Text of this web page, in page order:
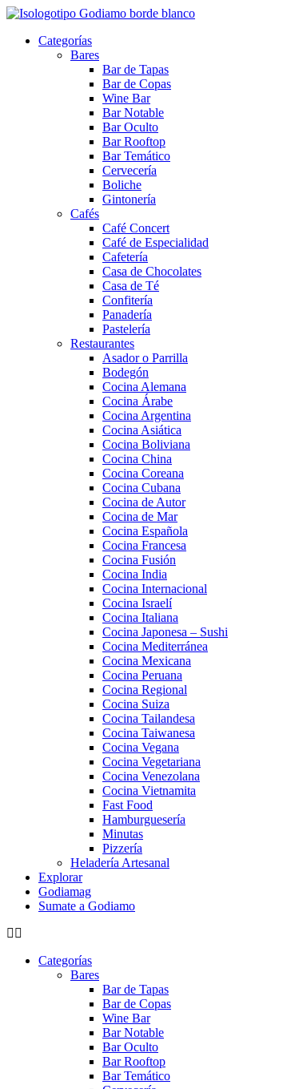
Categorías
Bares
Bar de Tapas
Bar de Copas
Wine Bar
Bar Notable
Bar Oculto
Bar Rooftop
Bar Temático
Cervecería
Boliche
Gintonería
Cafés
Café Concert
Café de Especialidad
Cafetería
Casa de Chocolates
Casa de Té
Confitería
Panadería
Pastelería
Restaurantes
Asador o Parrilla
Bodegón
Cocina Alemana
Cocina Árabe
Cocina Argentina
Cocina Asiática
Cocina Boliviana
Cocina China
Cocina Coreana
Cocina Cubana
Cocina de Autor
Cocina de Mar
Cocina Española
Cocina Francesa
Cocina Fusión
Cocina India
Cocina Internacional
Cocina Israelí
Cocina Italiana
Cocina Japonesa – Sushi
Cocina Mediterránea
Cocina Mexicana
Cocina Peruana
Cocina Regional
Cocina Suiza
Cocina Tailandesa
Cocina Taiwanesa
Cocina Vegana
Cocina Vegetariana
Cocina Venezolana
Cocina Vietnamita
Fast Food
Hamburguesería
Minutas
Pizzería
Heladería Artesanal
Explorar
Godiamag
Sumate a Godiamo
Categorías
Bares
Bar de Tapas
Bar de Copas
Wine Bar
Bar Notable
Bar Oculto
Bar Rooftop
Bar Temático